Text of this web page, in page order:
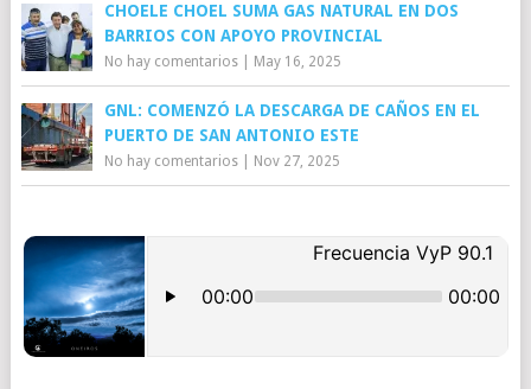
CHOELE CHOEL SUMA GAS NATURAL EN DOS
BARRIOS CON APOYO PROVINCIAL
No hay comentarios| May 16, 2025
GNL: COMENZÓ LA DESCARGA DE CAÑOS EN EL
PUERTO DE SAN ANTONIO ESTE
No hay comentarios| Nov 27, 2025